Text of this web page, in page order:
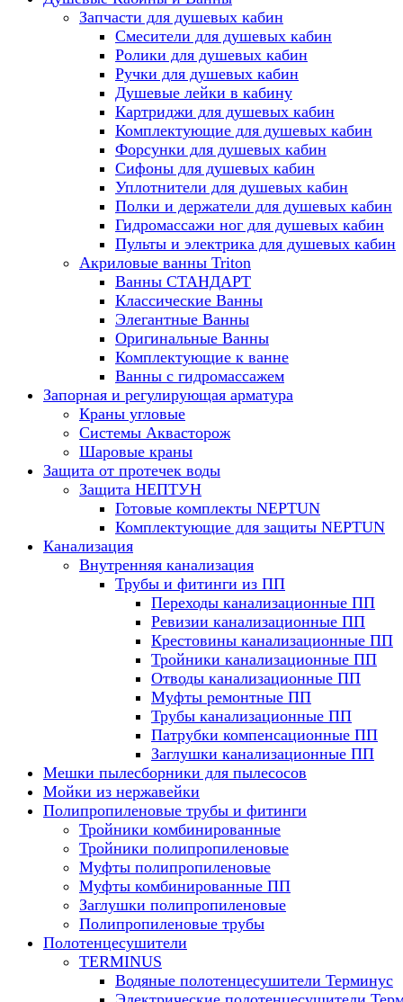
Запчасти для душевых кабин
Смесители для душевых кабин
Ролики для душевых кабин
Ручки для душевых кабин
Душевые лейки в кабину
Картриджи для душевых кабин
Комплектующие для душевых кабин
Форсунки для душевых кабин
Сифоны для душевых кабин
Уплотнители для душевых кабин
Полки и держатели для душевых кабин
Гидромассажи ног для душевых кабин
Пульты и электрика для душевых кабин
Акриловые ванны Triton
Ванны СТАНДАРТ
Классические Ванны
Элегантные Ванны
Оригинальные Ванны
Комплектующие к ванне
Ванны с гидромассажем
Запорная и регулирующая арматура
Краны угловые
Системы Аквасторож
Шаровые краны
Защита от протечек воды
Защита НЕПТУН
Готовые комплекты NEPTUN
Комплектующие для защиты NEPTUN
Канализация
Внутренняя канализация
Трубы и фитинги из ПП
Переходы канализационные ПП
Ревизии канализационные ПП
Крестовины канализационные ПП
Тройники канализационные ПП
Отводы канализационные ПП
Муфты ремонтные ПП
Трубы канализационные ПП
Патрубки компенсационные ПП
Заглушки канализационные ПП
Мешки пылесборники для пылесосов
Мойки из нержавейки
Полипропиленовые трубы и фитинги
Тройники комбинированные
Тройники полипропиленовые
Муфты полипропиленовые
Муфты комбинированные ПП
Заглушки полипропиленовые
Полипропиленовые трубы
Полотенцесушители
TERMINUS
Водяные полотенцесушители Терминус